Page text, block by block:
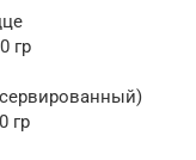
гр
гр